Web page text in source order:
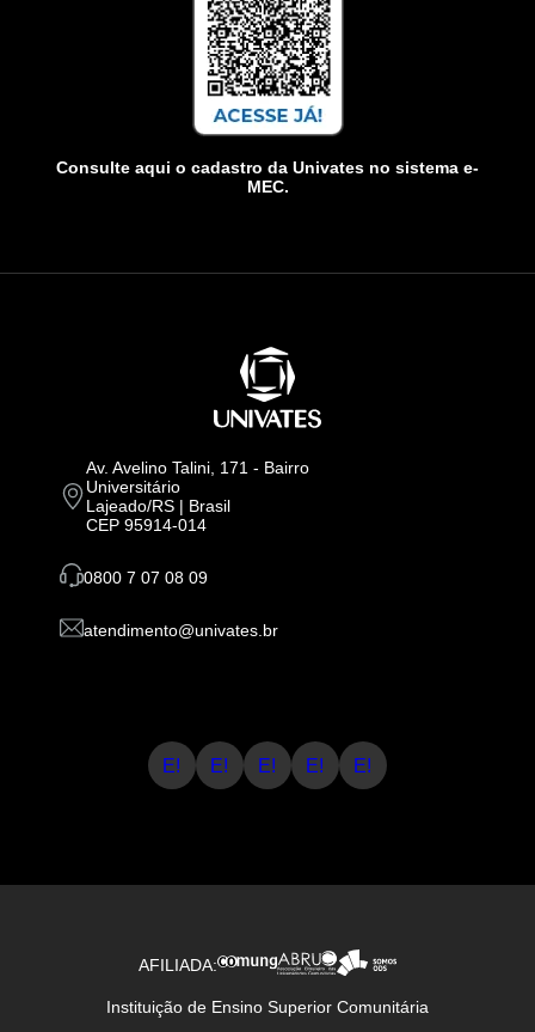
Consulte aqui o cadastro da Univates no sistema e-
MEC.
Av. Avelino Talini, 171 - Bairro
Universitário
Lajeado/RS | Brasil
CEP 95914-014
0800 7 07 08 09
atendimento@univates.br
E! E! E! E! E!
AFILIADA:
Instituição de Ensino Superior Comunitária